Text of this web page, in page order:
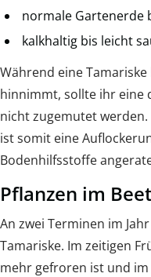
normale Gartenerde
kalkhaltig bis leicht
Während eine
hinnimmt, sollte ihr eine
nicht zugemutet
ist somit eine
Bodenhilfsstoffe
Pflanzen im Beet
An zwei Terminen im
Tamariske. Im zeitigen
mehr gefroren ist und